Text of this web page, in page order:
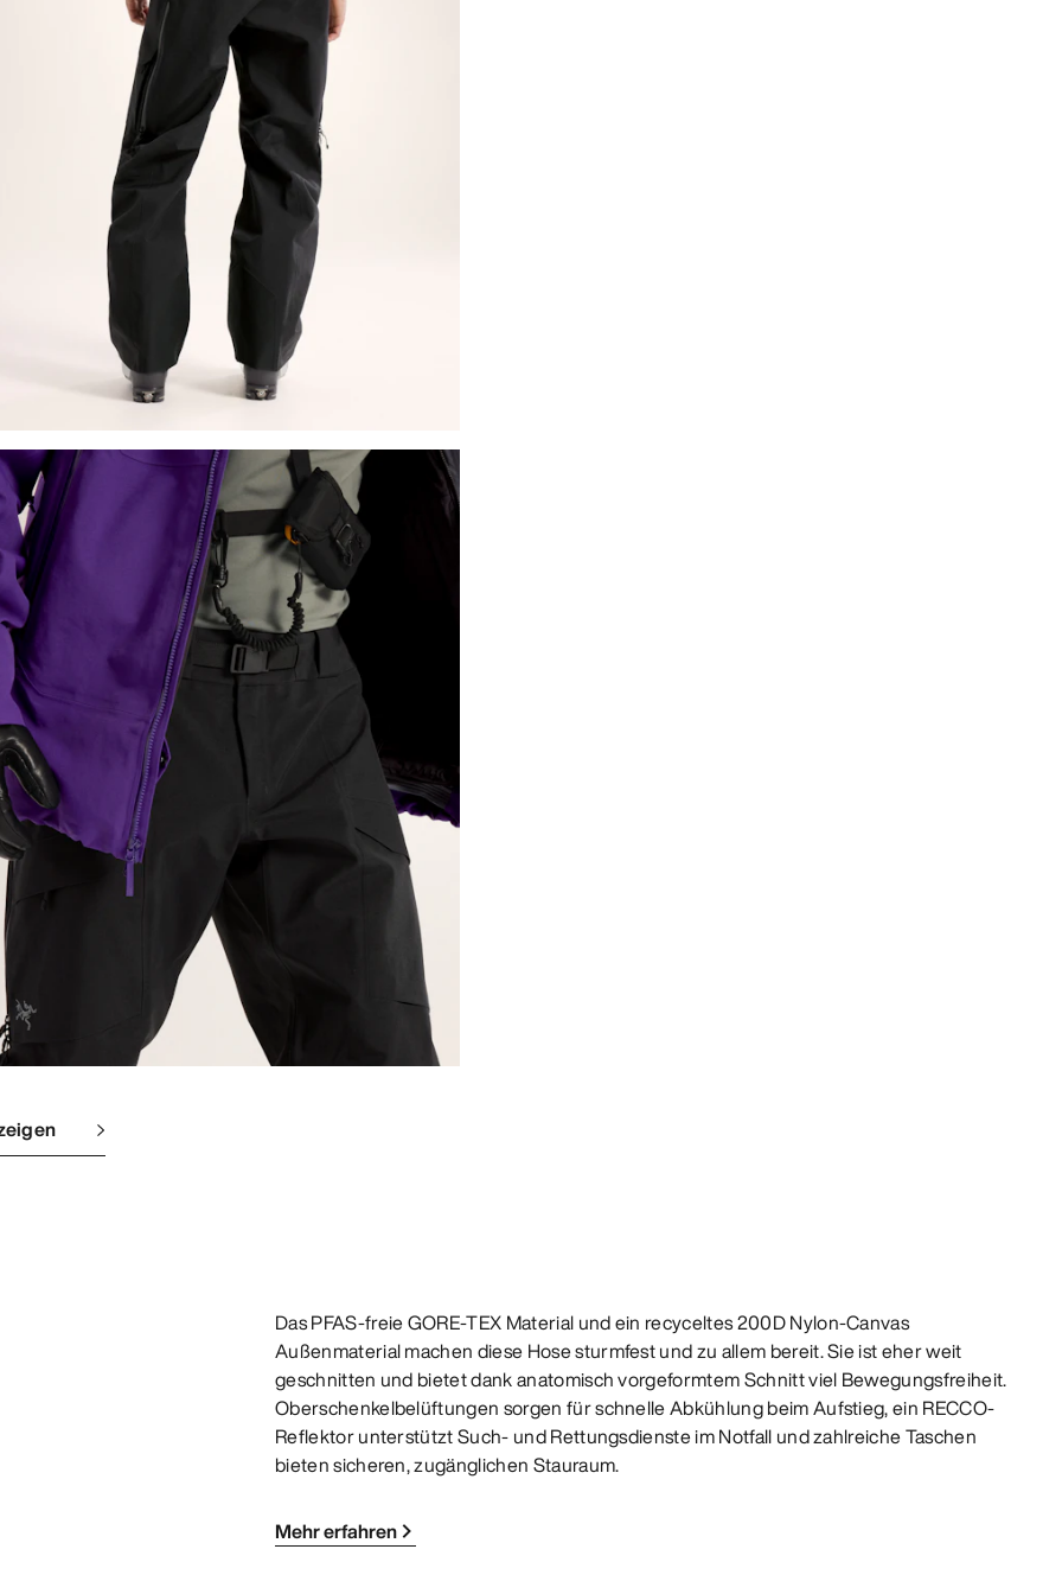
Das PFAS-freie GORE-TEX Material und ein recyceltes 200D Nylon-Canvas
Außenmaterial machen diese Hose sturmfest und zu allem bereit. Sie ist eher weit
geschnitten und bietet dank anatomisch vorgeformtem Schnitt viel Bewegungsfreiheit.
Oberschenkelbelüftungen sorgen für schnelle Abkühlung beim Aufstieg, ein RECCO-
Reflektor unterstützt Such- und Rettungsdienste im Notfall und zahlreiche Taschen
bieten sicheren, zugänglichen Stauraum.
Mehr erfahren